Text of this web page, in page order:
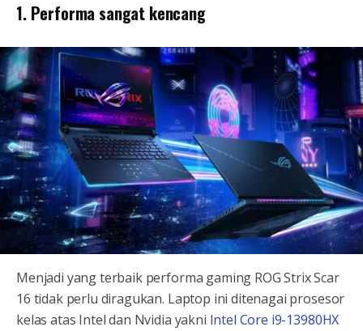
1. Performa sangat kencang
Menjadi yang terbaik performa gaming ROG Strix Scar
16 tidak perlu diragukan. Laptop ini ditenagai prosesor
kelas atas Intel dan Nvidia yakni Intel Core i9-13980HX